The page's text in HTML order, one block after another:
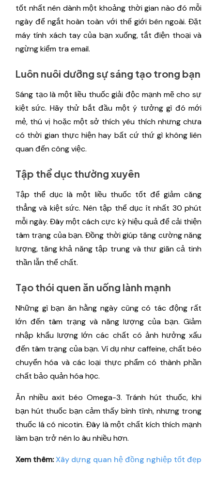
tốt nhất nên dành một khoảng thời gian nào đó mỗi
ngày để ngắt hoàn toàn với thế giới bên ngoài. Đặt
máy tính xách tay của bạn xuống, tắt điện thoại và
ngừng kiểm tra email.
Luôn nuôi dưỡng sự sáng tạo trong bạn
Sáng tạo là một liều thuốc giải độc mạnh mẽ cho sự
kiệt sức. Hãy thử bắt đầu một ý tưởng gì đó mới
mẻ, thú vị hoặc một sở thích yêu thích nhưng chưa
có thời gian thực hiện hay bất cứ thứ gì không liên
quan đến công việc.
Tập thể dục thường xuyên
Tập thể dục là một liều thuốc tốt để giảm căng
thẳng và kiệt sức. Nên tập thể dục ít nhất 30 phút
mỗi ngày. Đây một cách cực kỳ hiệu quả để cải thiện
tâm trạng của bạn. Đồng thời giúp tăng cường năng
lượng, tăng khả năng tập trung và thư giãn cả tinh
thần lẫn thể chất.
Tạo thói quen ăn uống lành mạnh
Những gì bạn ăn hằng ngày cũng có tác động rất
lớn đến tâm trạng và năng lượng của bạn. Giảm
nhập khẩu lượng lớn các chất có ảnh hưởng xấu
đến tâm trạng của bạn. Ví dụ như caffeine, chất béo
chuyển hóa và các loại thực phẩm có thành phần
chất bảo quản hóa học.
Ăn nhiều axit béo Omega-3. Tránh hút thuốc, khi
bạn hút thuốc bạn cảm thấy bình tĩnh, nhưng trong
thuốc lá có nicotin. Đây là một chất kích thích mạnh
làm bạn trở nên lo âu nhiều hơn.
Xem thêm:Xây dựng quan hệ đồng nghiệp tốt đẹp